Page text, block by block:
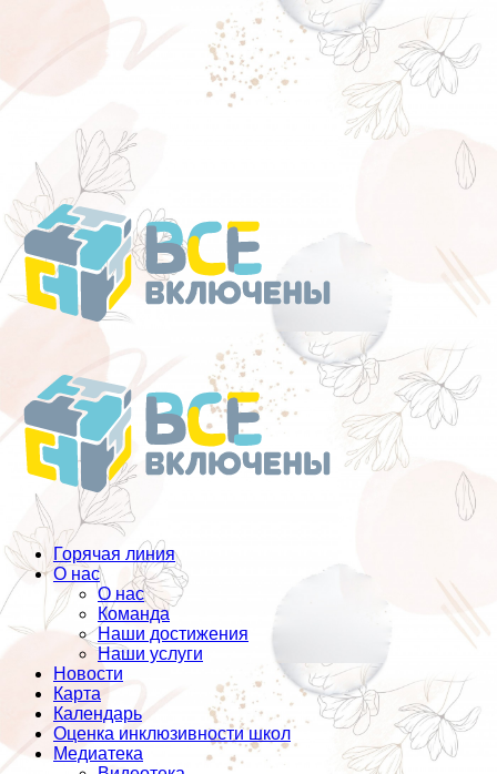
Перейти
к
содержанию
Горячая линия
О нас
О нас
Команда
Наши достижения
Наши услуги
Новости
Карта
Календарь
Оценка инклюзивности школ
Медиатека